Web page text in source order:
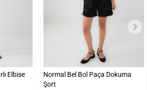
Elbise
Normal Bel Bol Paça Dokuma
Şort